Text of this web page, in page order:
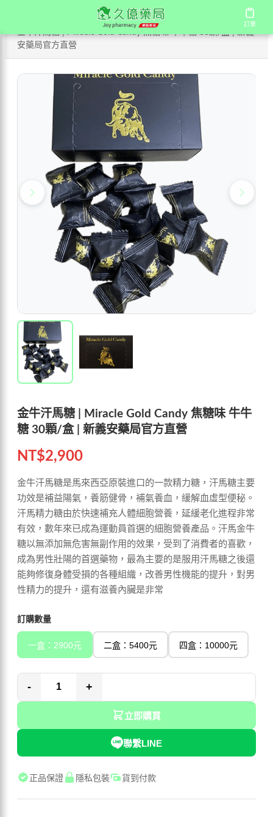
訂單
訂單
馬來西亞汗馬糖 /
金牛汗馬糖 | Miracle Gold Candy 焦糖味 牛牛糖 30顆/盒 | 新義
安藥局官方直營
金牛汗馬糖 | Miracle Gold Candy 焦糖味 牛牛
糖 30顆/盒 | 新義安藥局官方直營
NT$2,900
金牛汗馬糖是馬來西亞原裝進口的一款精力糖，汗馬糖主要
功效是補益陽氣，養筋健骨，補氣養血，緩解血虛型便秘。
汗馬精力糖由於快速補充人體細胞營養，延緩老化進程非常
有效，數年來已成為運動員首選的細胞營養產品。汗馬金牛
糖以無添加無危害無副作用的效果，受到了消費者的喜歡，
成為男性壯陽的首選藥物，最為主要的是服用汗馬糖之後還
能夠修復身體受損的各種組織，改善男性機能的提升，對男
性精力的提升，還有滋養內臟是非常
訂購數量
一盒：2900元 二盒：5400元 四盒：10000元
- +
立即購買
聯繫LINE
正品保證 隱私包裝 貨到付款